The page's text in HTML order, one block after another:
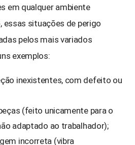
em qualquer ambiente
essas situações de perigo
pelos mais variados
exemplos:
inexistentes, com defeito ou
(feito unicamente para o
adaptado ao trabalhador);
incorreta (vibra